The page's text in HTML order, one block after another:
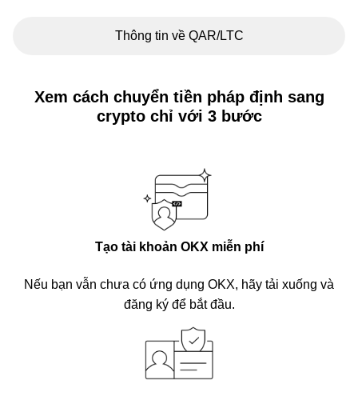
Thông tin về QAR/LTC
Xem cách chuyển tiền pháp định sang
crypto chỉ với 3 bước
Tạo tài khoản OKX miễn phí
Nếu bạn vẫn chưa có ứng dụng OKX, hãy tải xuống và
đăng ký để bắt đầu.